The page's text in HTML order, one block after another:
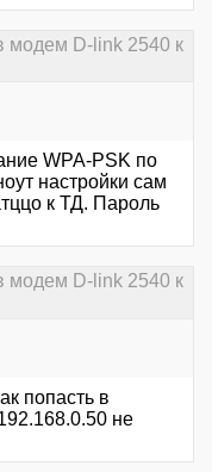
модем D-link 2540 к
WPA-PSK по
настройки сам
к ТД. Пароль
модем D-link 2540 к
попасть в
не